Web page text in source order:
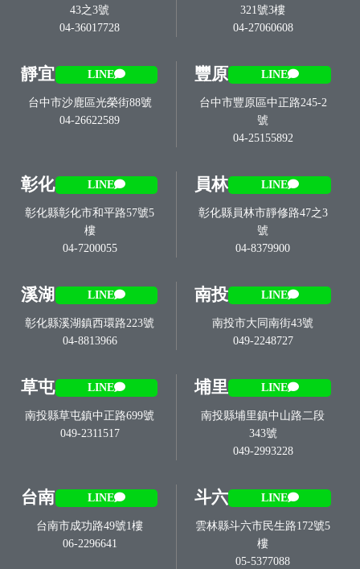
43之3號
04-36017728
321號3樓
04-27060608
靜宜 LINE
台中市沙鹿區光榮街88號
04-26622589
豐原 LINE
台中市豐原區中正路245-2
號
04-25155892
彰化 LINE
彰化縣彰化市和平路57號5
樓
04-7200055
員林 LINE
彰化縣員林市靜修路47之3
號
04-8379900
溪湖 LINE
彰化縣溪湖鎮西環路223號
04-8813966
南投 LINE
南投市大同南街43號
049-2248727
草屯 LINE
南投縣草屯鎮中正路699號
049-2311517
埔里 LINE
南投縣埔里鎮中山路二段
343號
049-2993228
台南 LINE
台南市成功路49號1樓
06-2296641
斗六 LINE
雲林縣斗六市民生路172號5
樓
05-5377088